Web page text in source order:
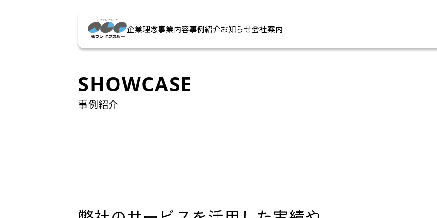
企業理念事業内容事例紹介お知らせ会社案内
SHOWCASE
事例紹介